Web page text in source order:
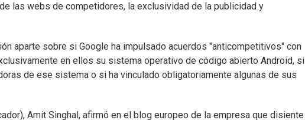
las webs de competidores, la exclusividad de la publicidad y
aparte sobre si Google ha impulsado acuerdos "anticompetitivos" con
en ellos su sistema operativo de código abierto Android, si
de ese sistema o si ha vinculado obligatoriamente algunas de sus
Amit Singhal, afirmó en el blog europeo de la empresa que disiente